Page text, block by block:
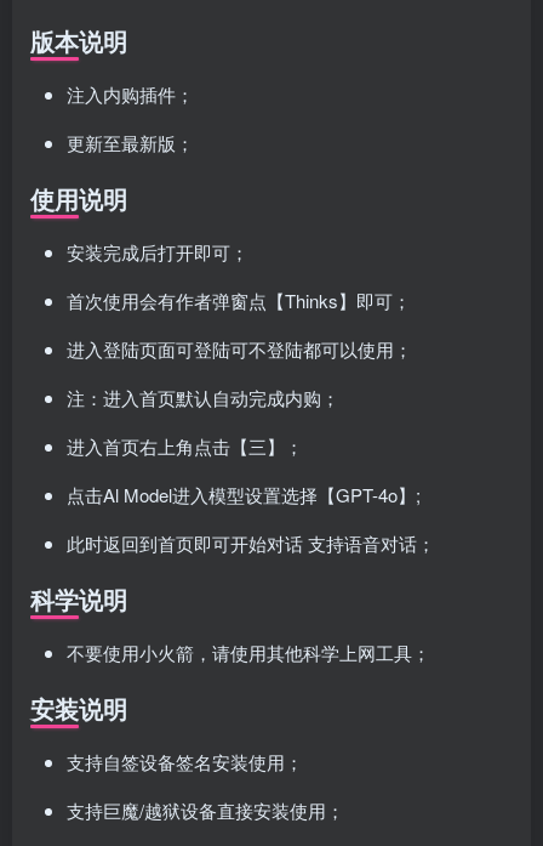
版本说明
注入内购插件；
更新至最新版；
使用说明
安装完成后打开即可；
首次使用会有作者弹窗点【Thinks】即可；
进入登陆页面可登陆可不登陆都可以使用；
注：进入首页默认自动完成内购；
进入首页右上角点击【三】；
点击Al Model进入模型设置选择【GPT-4o】;
此时返回到首页即可开始对话 支持语音对话；
科学说明
不要使用小火箭，请使用其他科学上网工具；
安装说明
支持自签设备签名安装使用；
支持巨魔/越狱设备直接安装使用；